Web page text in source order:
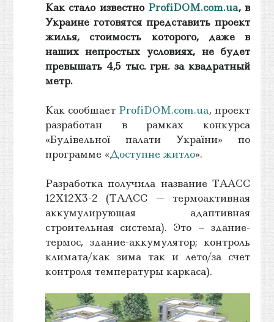
Как стало известно ProfiDOM.com.ua, в
Украине готовятся представить проект
жилья, стоимость которого, даже в
наших непростых условиях, не будет
превышать 4,5 тыс. грн. за квадратный
метр.
Как сообщает ProfiDOM.com.ua, проект
разработан в рамках конкурса
«Будівельної палати України» по
программе «Доступне житло».
Разработка получила название ТААСС
12Х12Х3-2 (ТААСС — термоактивная
аккумулирующая адаптивная
строительная система). Это – здание-
термос, здание-аккумулятор; контроль
климата/как зима так и лето/за счет
контроля температуры каркаса).